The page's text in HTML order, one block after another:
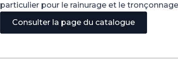
particulier pour le rainurage et le
Consulter la page du catalogue